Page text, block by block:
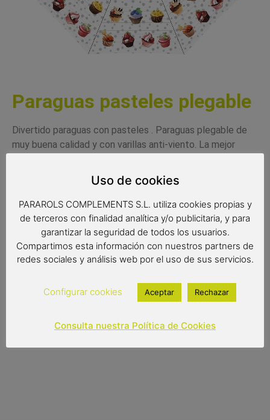
Paraguas pasteles plegable
Divertido paraguas con pasteles . Paraguas plegable de
muy buena calidad y con varillas anti-viento. La mejor
Radio: 53 cm.
Diámetro: 92 cm.
Cerrado: 23 cm.
Uso de cookies
PARAROLS COMPLEMENTS S.L. utiliza cookies propias y
de terceros con finalidad analítica y/o publicitaria, y para
garantizar la seguridad de todos los usuarios.
Compartimos esta información con nuestros partners de
redes sociales y análisis web por el uso de sus servicios.
Configurar cookies Aceptar Rechazar
Consulta nuestra Política de Cookies